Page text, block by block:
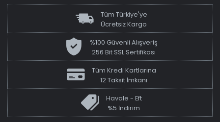
Tüm Türkiye'ye
Ücretsiz Kargo
%100 Güvenli Alışveriş
256 Bit SSL Sertifikası
Tüm Kredi Kartlarına
12 Taksit İmkanı
Havale - Eft
%5 İndirim